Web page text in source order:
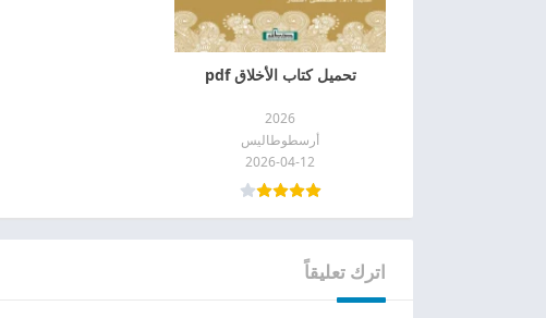
تحميل كتاب الأخلاق pdf
2026
أرسطوطاليس
2026-04-12
اترك تعليقاً